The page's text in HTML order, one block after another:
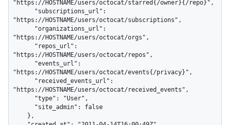
"https://HOSTNAME/users/octocat/starred{/owner}{/repo}",
"https://HOSTNAME/users/octocat/subscriptions",
"https://HOSTNAME/users/octocat/orgs",
"https://HOSTNAME/users/octocat/repos",
"https://HOSTNAME/users/octocat/events{/privacy}",
"https://HOSTNAME/users/octocat/received_events",